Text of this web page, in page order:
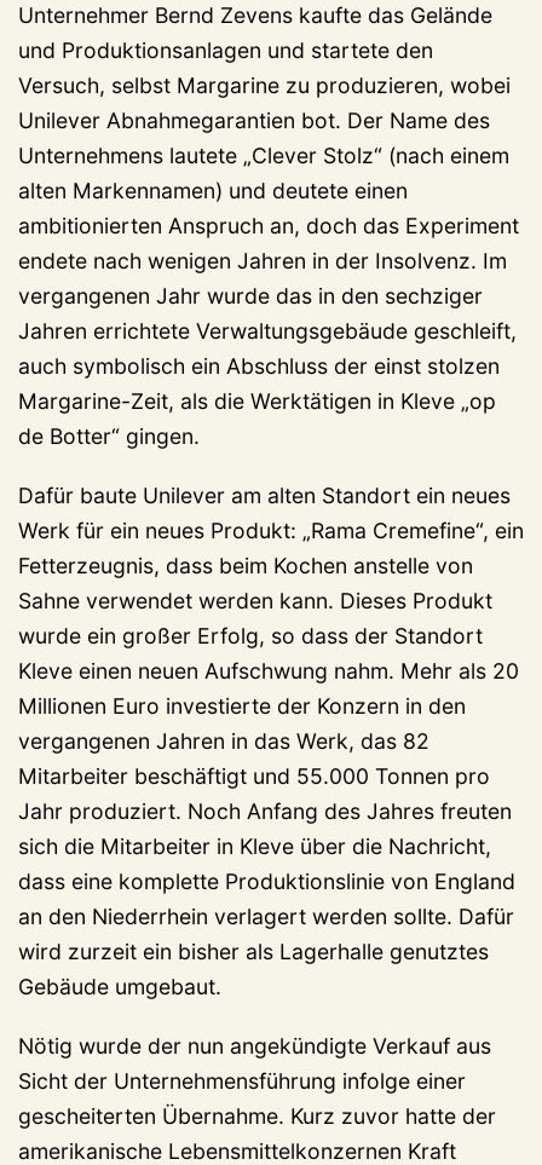
Unternehmer Bernd Zevens kaufte das Gelände
und Produktionsanlagen und startete den
Versuch, selbst Margarine zu produzieren, wobei
Unilever Abnahmegarantien bot. Der Name des
Unternehmens lautete „Clever Stolz“ (nach einem
alten Markennamen) und deutete einen
ambitionierten Anspruch an, doch das Experiment
endete nach wenigen Jahren in der Insolvenz. Im
vergangenen Jahr wurde das in den sechziger
Jahren errichtete Verwaltungsgebäude geschleift,
auch symbolisch ein Abschluss der einst stolzen
Margarine-Zeit, als die Werktätigen in Kleve „op
de Botter“ gingen.
Dafür baute Unilever am alten Standort ein neues
Werk für ein neues Produkt: „Rama Cremefine“, ein
Fetterzeugnis, dass beim Kochen anstelle von
Sahne verwendet werden kann. Dieses Produkt
wurde ein großer Erfolg, so dass der Standort
Kleve einen neuen Aufschwung nahm. Mehr als 20
Millionen Euro investierte der Konzern in den
vergangenen Jahren in das Werk, das 82
Mitarbeiter beschäftigt und 55.000 Tonnen pro
Jahr produziert. Noch Anfang des Jahres freuten
sich die Mitarbeiter in Kleve über die Nachricht,
dass eine komplette Produktionslinie von England
an den Niederrhein verlagert werden sollte. Dafür
wird zurzeit ein bisher als Lagerhalle genutztes
Gebäude umgebaut.
Nötig wurde der nun angekündigte Verkauf aus
Sicht der Unternehmensführung infolge einer
gescheiterten Übernahme. Kurz zuvor hatte der
amerikanische Lebensmittelkonzernen Kraft